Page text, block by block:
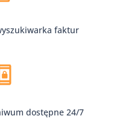
faktur
dostępne 24/7